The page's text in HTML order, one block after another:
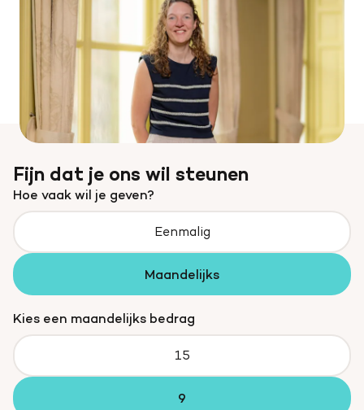
Wetenschappelijk onderzoek
Fijn dat je ons wil steunen
Hoe vaak wil je geven?
Eenmalig
Maandelijks
Kies een maandelijks bedrag
15
9